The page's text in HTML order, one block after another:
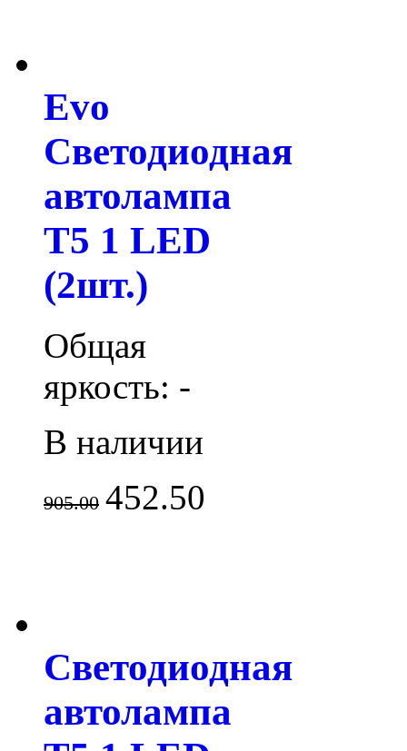
Evo
Светодиодная
автолампа
T5 1 LED
(2шт.)
Общая
яркость: -
В наличии
905.00 452.50
Светодиодная
автолампа